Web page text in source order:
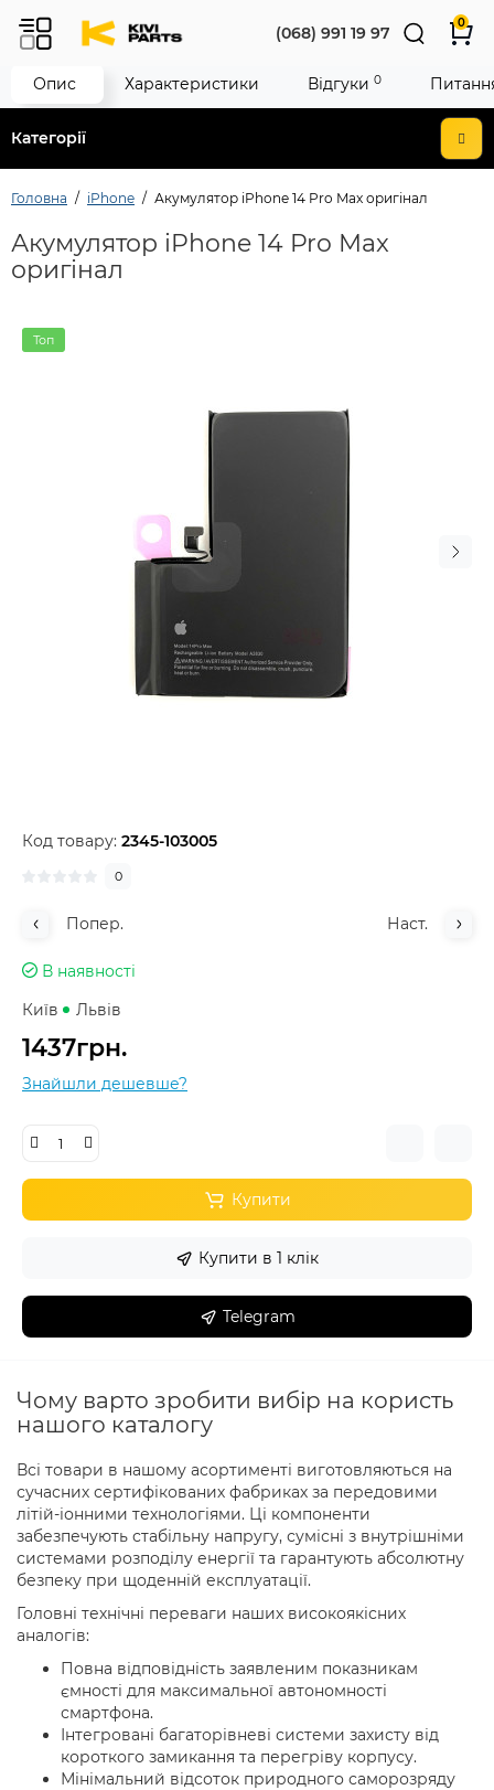
Категорії
(068) 991 19 97
0
Головна iPhone Акумулятор iPhone 14 Pro Max оригінал
Акумулятор iPhone 14 Pro Max
оригінал
Топ
Код товару: 2345-103005
0
Попер. Наст.
В наявності
Київ
Львів
1437грн.
Знайшли дешевше?
Купити
Купити в 1 клік
Telegram
Опис Характеристики Відгуки 0
Чому варто зробити вибір на користь
нашого каталогу
Всі товари в нашому асортименті виготовляються на
сучасних сертифікованих фабриках за передовими
літій-іонними технологіями. Ці компоненти
забезпечують стабільну напругу, сумісні з внутрішніми
системами розподілу енергії та гарантують абсолютну
безпеку при щоденній експлуатації.
Головні технічні переваги наших високоякісних
аналогів:
Повна відповідність заявленим показникам
ємності для максимальної автономності
смартфона.
Інтегровані багаторівневі системи захисту від
короткого замикання та перегріву корпусу.
Мінімальний відсоток природного саморозряду